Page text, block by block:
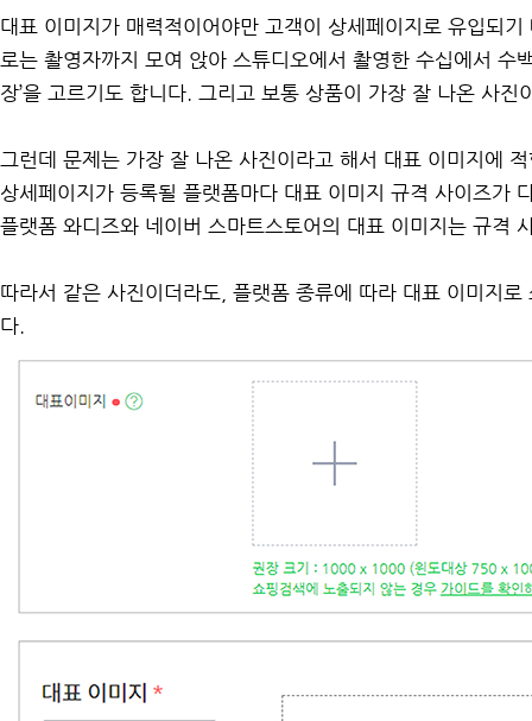
대표 이미지가 매력적이어야만 고객이 상세페이지로 유입되
로는 촬영자까지 모여 앉아 스튜디오에서 촬영한 수십에서 수
장’을 고르기도 합니다. 그리고 보통 상품이 가장 잘 나온 사
그런데 문제는 가장 잘 나온 사진이라고 해서 대표 이미지에
상세페이지가 등록될 플랫폼마다 대표 이미지 규격 사이즈가
플랫폼 와디즈와 네이버 스마트스토어의 대표 이미지는 규격
따라서 같은 사진이더라도, 플랫폼 종류에 따라 대표 이미지
다.